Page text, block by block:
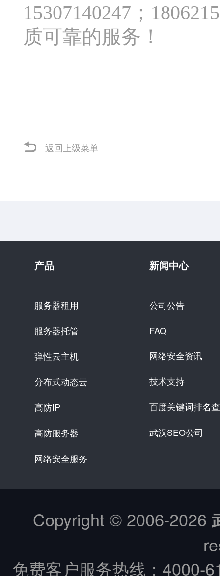
15307140247；
质可靠的服务！
返回上级菜单
产品
服务器租用
服务器托管
弹性云主机
分布式动态云
高防IP
高防服务器
网络安全服务
新闻中心
公司公告
FAQ
网络安全资讯
技术支持
百度关键词排名
武汉SEO公司
Copyright © 2006-2026
免费客户服务热线： 4000-